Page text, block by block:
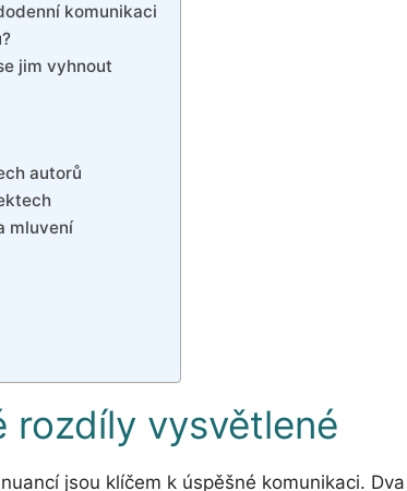
komunikaci
jim vyhnout
autorů
mluvení
rozdíly vysvětlené
jsou klíčem k úspěšné komunikaci. Dva